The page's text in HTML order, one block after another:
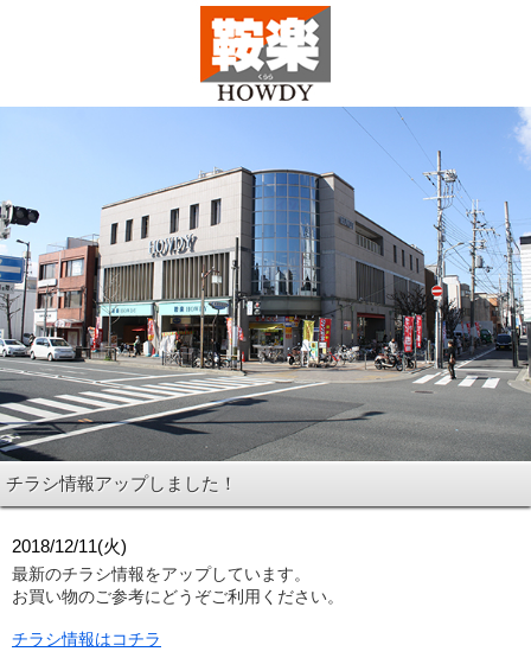
チラシ情報アップしました！
2018/12/11(火)
最新のチラシ情報をアップしています。
お買い物のご参考にどうぞご利用ください。
チラシ情報はコチラ